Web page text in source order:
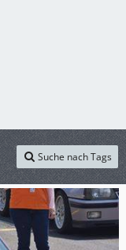
Suche nach Tags